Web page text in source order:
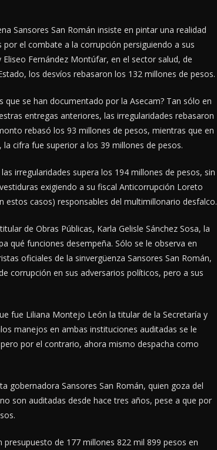
Sansores San Román insiste en pintar una realidad
el combate a la corrupción persiguiendo a sus
Fernández Montúfar, en el sector salud, de
los desvíos rebasaron los 132 millones de pesos.
se han documentado por la Asecam? Tan sólo en
entregas anteriores, las irregularidades rebasaron
rebasó los 93 millones de pesos, mientras que en
cifra fue superior a los 39 millones de pesos.
irregularidades supera los 194 millones de pesos, sin
exigiendo a su fiscal Anticorrupción Loreto
estos casos) responsables del multimillonario desfalco.
de Obras Públicas, Karla Gelisle Sánchez Sosa, la
qué funciones desempeña. Sólo se le observa en
oficiales de la sinvergüenza Sansores San Román,
corrupción en sus adversarios políticos, pero a sus
fue Liliana Montejo León la titular de la Secretaría y
manejos en ambas instituciones auditadas se le
por el contrario, ahora mismo despacha como
gobernadora Sansores San Román, quien goza del
son auditadas desde hace tres años, pese a que por
de 177 millones 822 mil 899 pesos en